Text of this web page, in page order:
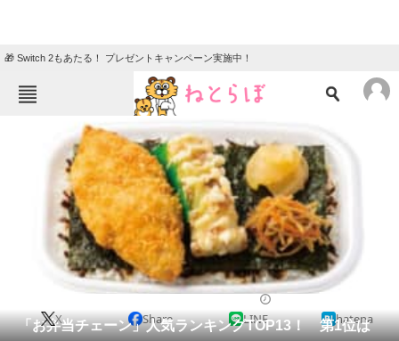
🎁 Switch 2もあたる！ プレゼントキャンペーン実施中！
ねとらぼメニュー
ニュース
クイズ
地域
教育・育児
リサーチ
会員記事
「お弁当チェーン」人気ランキングTOP13！ 第1位は
X Share LINE hatena